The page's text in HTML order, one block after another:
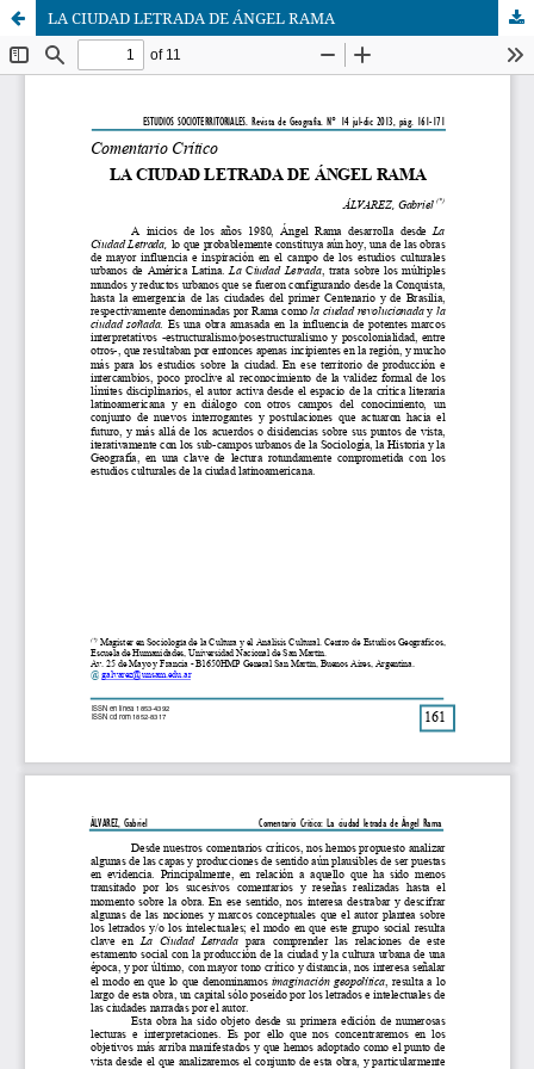
LA CIUDAD LETRADA DE ÁNGEL RAMA